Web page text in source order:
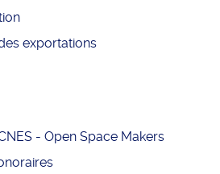
exportations
- Open Space Makers